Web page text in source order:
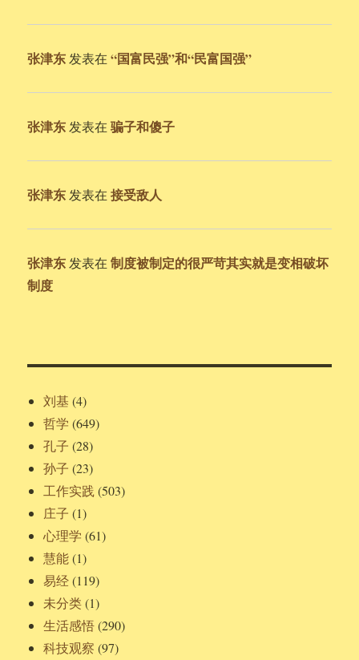
张津东 发表在“国富民强”和“民富国强”
张津东 发表在骗子和傻子
张津东 发表在接受敌人
张津东 发表在制度被制定的很严苛其实就是变相破坏
制度
刘基 (4)
哲学 (649)
孔子 (28)
孙子 (23)
工作实践 (503)
庄子 (1)
心理学 (61)
慧能(1)
易经(119)
未分类(1)
生活感悟(290)
科技观察 (97)